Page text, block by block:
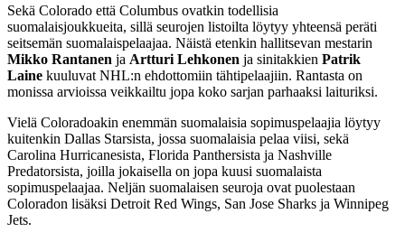
Sekä Colorado että Columbus ovatkin todellisia
suomalaisjoukkueita, sillä seurojen listoilta löytyy yhteensä peräti
seitsemän suomalaispelaajaa. Näistä etenkin hallitsevan mestarin
Mikko Rantanen ja Artturi Lehkonen ja sinitakkien Patrik
Laine kuuluvat NHL:n ehdottomiin tähtipelaajiin. Rantasta on
monissa arvioissa veikkailtu jopa koko sarjan parhaaksi laituriksi.
Vielä Coloradoakin enemmän suomalaisia sopimuspelaajia löytyy
kuitenkin Dallas Starsista, jossa suomalaisia pelaa viisi, sekä
Carolina Hurricanesista, Florida Panthersista ja Nashville
Predatorsista, joilla jokaisella on jopa kuusi suomalaista
sopimuspelaajaa. Neljän suomalaisen seuroja ovat puolestaan
Coloradon lisäksi Detroit Red Wings, San Jose Sharks ja Winnipeg
Jets.